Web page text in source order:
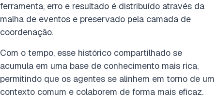
ferramenta, erro e resultado é distribuído através da
malha de eventos e preservado pela camada de
coordenação.
Com o tempo, esse histórico compartilhado se
acumula em uma base de conhecimento mais rica,
permitindo que os agentes se alinhem em torno de um
contexto comum e colaborem de forma mais eficaz.